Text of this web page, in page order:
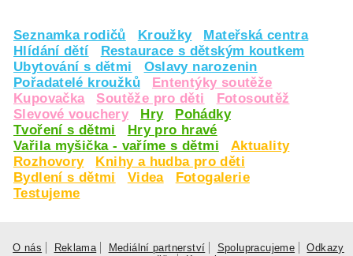
Seznamka rodičů Kroužky
Mateřská centra
Hlídání dětí
Restaurace s dětským koutkem
Ubytování s dětmi
Oslavy narozenin
Pořadatelé kroužků
Ententýky soutěže
Kupovačka
Soutěže pro děti
Fotosoutěž
Slevové vouchery
Hry
Pohádky
Tvoření s dětmi
Hry pro hravé
Vařila myšička - vaříme s dětmi
Aktuality
Rozhovory
Knihy a hudba pro děti
Bydlení s dětmi
Videa
Fotogalerie
Testujeme
O nás Reklama Mediální partnerství Spolupracujeme
Odkazy